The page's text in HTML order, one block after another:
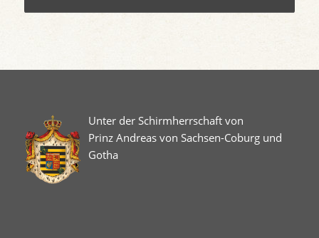
Unter der Schirmherrschaft von
Prinz Andreas von Sachsen-Coburg und
Gotha